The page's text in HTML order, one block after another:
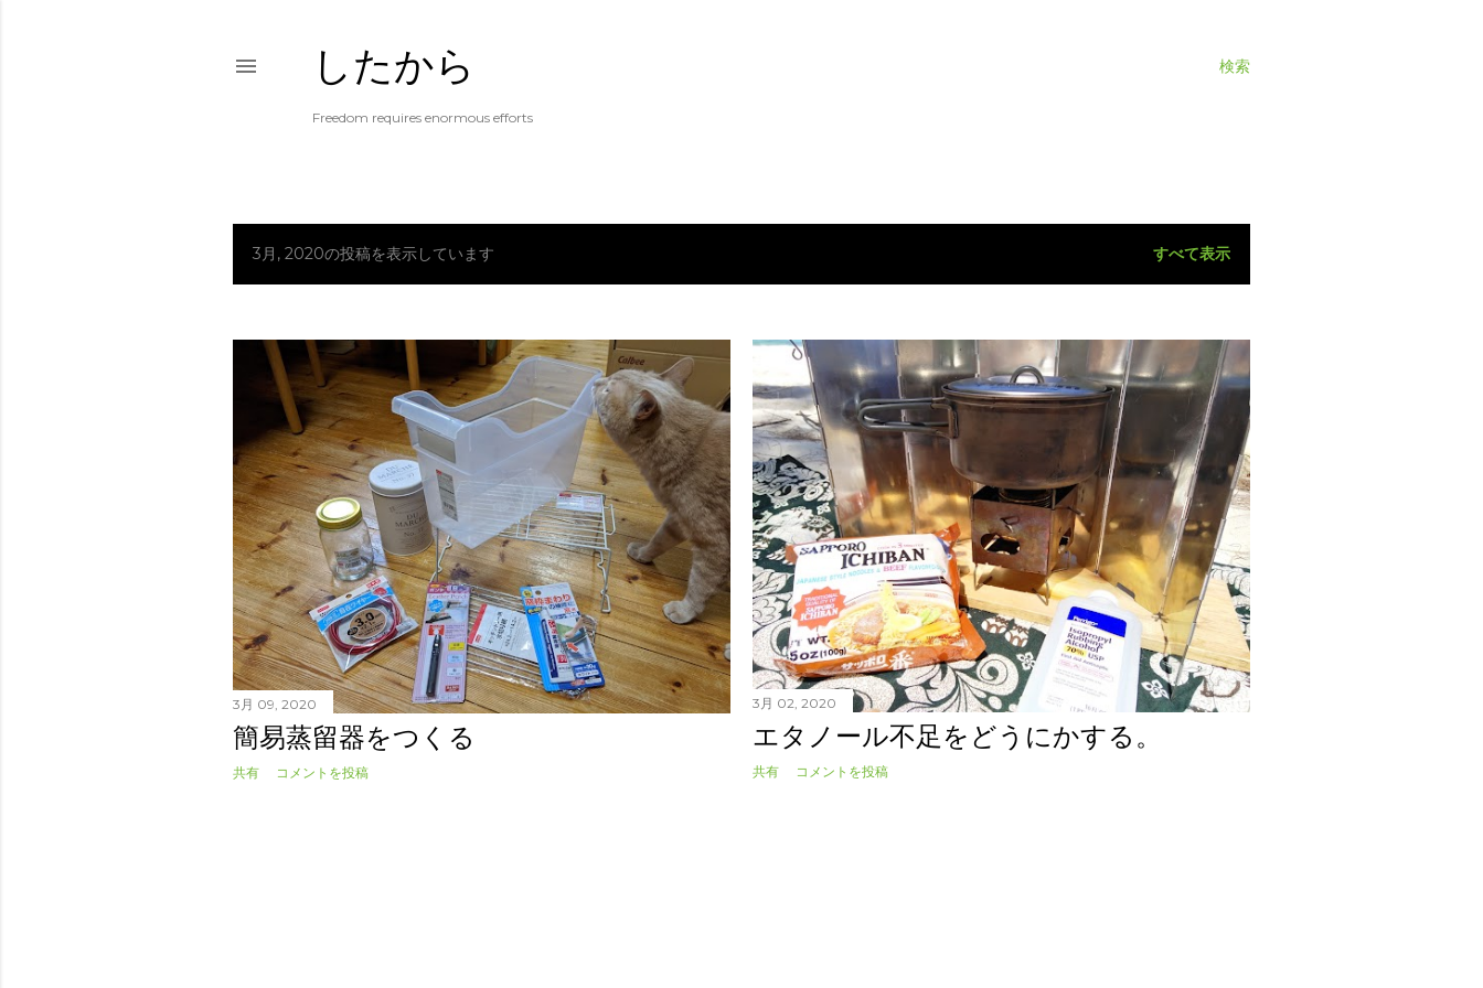
検索
したから
Freedom requires enormous efforts
投3月, 2020の投稿を表示しています すべて表示
3月 09, 2020
簡易蒸留器をつくる
共有 コメントを投稿
3月 02, 2020
エタノール不足をどうにかする。
共有 コメントを投稿